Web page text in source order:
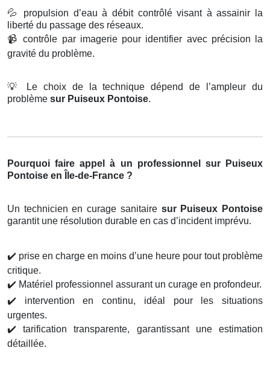
💦
propulsion d’eau à débit contrôlé visant à assainir la
liberté du passage des réseaux.
📹 contrôle par imagerie pour identifier avec précision la
gravité du problème.
💡
Le choix de la technique dépend de l’ampleur du
problème sur Puiseux Pontoise.
Pourquoi faire appel à un professionnel sur Puiseux
Pontoise en Île-de-France ?
Un technicien en curage sanitaire sur Puiseux Pontoise
garantit une résolution durable en cas d’incident imprévu.
✔️ prise en charge en moins d’une heure pour tout problème
critique.
✔️ Matériel professionnel assurant un curage en profondeur.
✔️ intervention en continu, idéal pour les situations
urgentes.
✔️ tarification transparente, garantissant une estimation
détaillée.